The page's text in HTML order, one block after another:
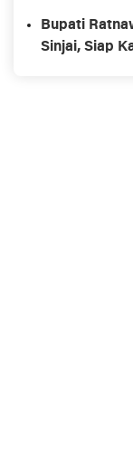
Bupati
Sinjai, Siap